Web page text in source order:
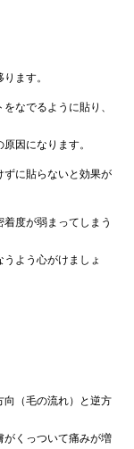
ます。
なでるように貼り、
因になります。
ずに貼らないと効果が
度が弱まってしまう
よう心がけましょ
向（毛の流れ）と逆方
がくっついて痛みが増